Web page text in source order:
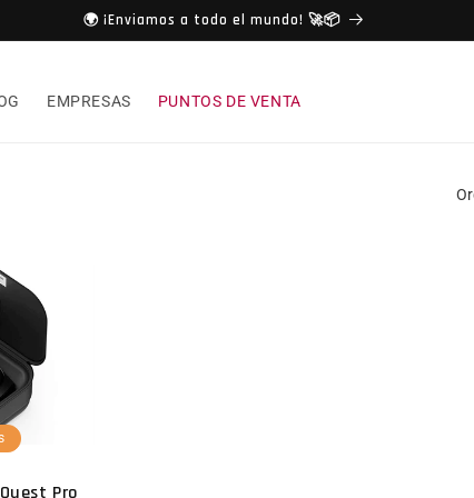
🌍 ¡Enviamos a todo el mundo! 🚀📦
EMPRESAS PUNTOS DE VENTA
Pro